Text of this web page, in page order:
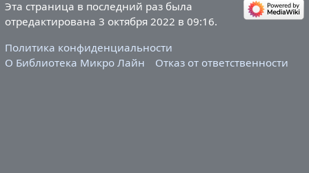
Эта страница в последний раз была
отредактирована 3 октября 2022 в 09:16.
Политика конфиденциальности
О Библиотека Микро Лайн
Отказ от ответственности